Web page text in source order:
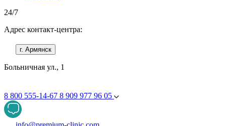
24/7
Адрес контакт-центра:
г. Армянск
Больничная ул., 1
8 800 555-14-67 8 909 977 96 05